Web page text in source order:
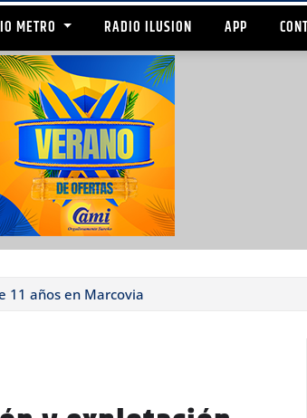
METRO RADIO ILUSION APP
11 años en Marcovia